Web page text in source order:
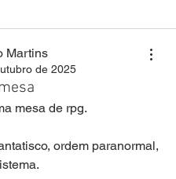
Martins
de 2025
mesa de rpg.
ordem paranormal,